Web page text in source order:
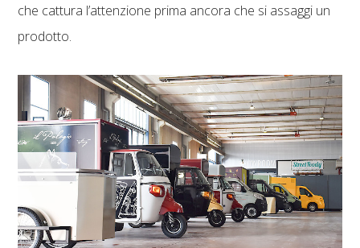
che cattura l’attenzione prima ancora che si assaggi un
prodotto.